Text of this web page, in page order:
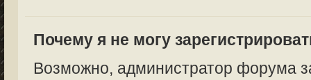
Почему я не могу
Возможно, администратор форума